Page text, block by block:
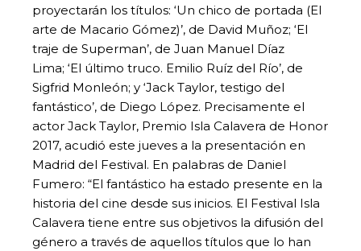
proyectarán los títulos: ‘Un chico de portada (El
arte de Macario Gómez)’, de David Muñoz; ‘El
traje de Superman’, de Juan Manuel Díaz
Lima; ‘El último truco. Emilio Ruíz del Río’, de
Sigfrid Monleón; y ‘Jack Taylor, testigo del
fantástico’, de Diego López. Precisamente el
actor Jack Taylor, Premio Isla Calavera de Honor
2017, acudió este jueves a la presentación en
Madrid del Festival. En palabras de Daniel
Fumero: “El fantástico ha estado presente en la
historia del cine desde sus inicios. El Festival Isla
Calavera tiene entre sus objetivos la difusión del
género a través de aquellos títulos que lo han